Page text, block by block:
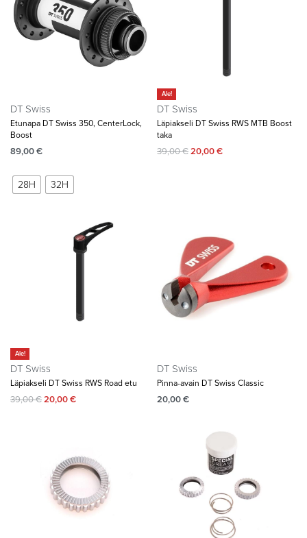
DT Swiss
Etunapa DT Swiss 350, CenterLock,
Boost
89,00€
28H 32H
Ale!
DT Swiss
Läpiakseli DT Swiss RWS MTB Boost
taka
39,00€20,00€
Ale!
DT Swiss
Läpiakseli DT Swiss RWS Road etu
39,00€20,00€
DT Swiss
Pinna-avain DT Swiss Classic
20,00€